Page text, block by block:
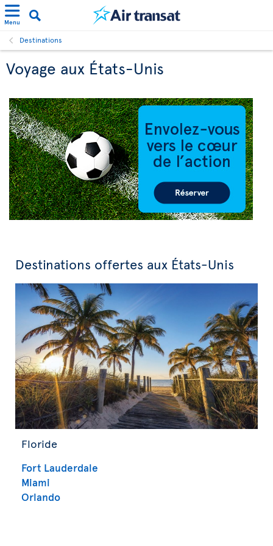
Menu
Destinations
Voyage aux États-Unis
Destinations offertes aux États-Unis
Floride
Fort Lauderdale
Miami
Orlando